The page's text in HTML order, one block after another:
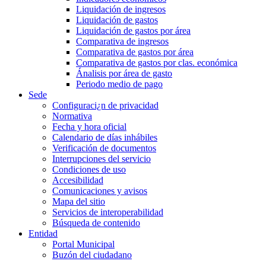
Liquidación de ingresos
Liquidación de gastos
Liquidación de gastos por área
Comparativa de ingresos
Comparativa de gastos por área
Comparativa de gastos por clas. económica
Ánalisis por área de gasto
Periodo medio de pago
Sede
Configuraci¿n de privacidad
Normativa
Fecha y hora oficial
Calendario de días inhábiles
Verificación de documentos
Interrupciones del servicio
Condiciones de uso
Accesibilidad
Comunicaciones y avisos
Mapa del sitio
Servicios de interoperabilidad
Búsqueda de contenido
Entidad
Portal Municipal
Buzón del ciudadano